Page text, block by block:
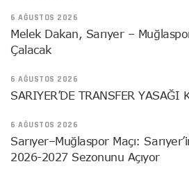
6 AĞUSTOS 2026
Melek Dakan, Sarıyer –
Çalacak
6 AĞUSTOS 2026
SARIYER’DE TRANSFER YASAĞI
6 AĞUSTOS 2026
Sarıyer–Muğlaspor Maçı:
2026-2027 Sezonunu Açıyor